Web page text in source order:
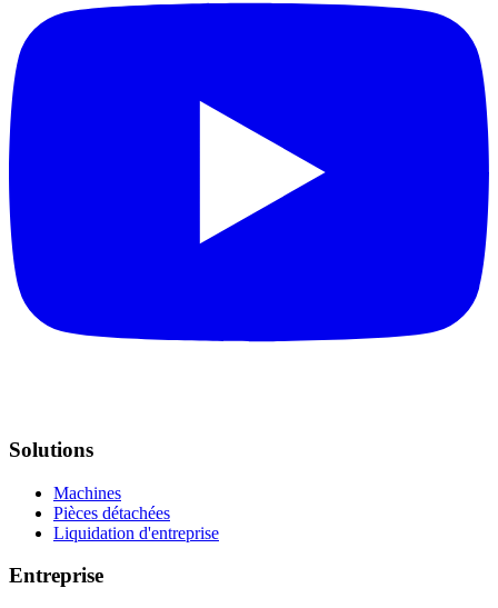
Solutions
Machines
Pièces détachées
Liquidation d'entreprise
Entreprise